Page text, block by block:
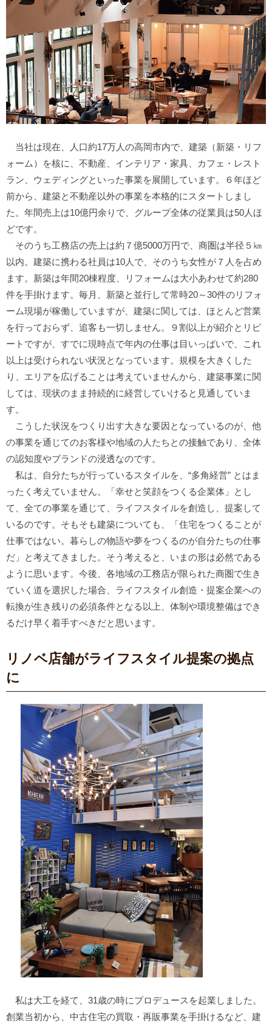
当社は現在、人口約17万人の高岡市内で、建築（新築・リフ
ォーム）を核に、不動産、インテリア・家具、カフェ・レスト
ラン、ウェディングといった事業を展開しています。６年ほど
前から、建築と不動産以外の事業を本格的にスタートしまし
た。年間売上は10億円余りで、グループ全体の従業員は50人ほ
どです。
そのうち工務店の売上は約７億5000万円で、商圏は半径５㎞
以内。建築に携わる社員は10人で、そのうち女性が７人を占め
ます。新築は年間20棟程度、リフォームは大小あわせて約280
件を手掛けます。毎月、新築と並行して常時20～30件のリフォ
ーム現場が稼働していますが、建築に関しては、ほとんど営業
を行っておらず、追客も一切しません。９割以上が紹介とリピ
ートですが、すでに現時点で年内の仕事は目いっぱいで、これ
以上は受けられない状況となっています。規模を大きくした
り、エリアを広げることは考えていませんから、建築事業に関
しては、現状のまま持続的に経営していけると見通していま
す。
こうした状況をつくり出す大きな要因となっているのが、他
の事業を通じてのお客様や地域の人たちとの接触であり、全体
の認知度やブランドの浸透なのです。
私は、自分たちが行っているスタイルを、“多角経営” とはま
ったく考えていません。「幸せと笑顔をつくる企業体」とし
て、全ての事業を通じて、ライフスタイルを創造し、提案して
いるのです。そもそも建築についても、「住宅をつくることが
仕事ではない。暮らしの物語や夢をつくるのが自分たちの仕事
だ」と考えてきました。そう考えると、いまの形は必然である
ように思います。今後、各地域の工務店が限られた商圏で生き
ていく道を選択した場合、ライフスタイル創造・提案企業への
転換が生き残りの必須条件となる以上、体制や環境整備はでき
るだけ早く着手すべきだと思います。
リノベ店舗がライフスタイル提案の拠点
に
私は大工を経て、31歳の時にプロデュースを起業しました。
創業当初から、中古住宅の買取・再販事業を手掛けるなど、建